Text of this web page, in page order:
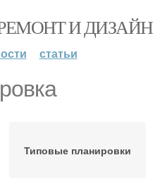
И ДИЗАЙН
статьи
Типовые планировки